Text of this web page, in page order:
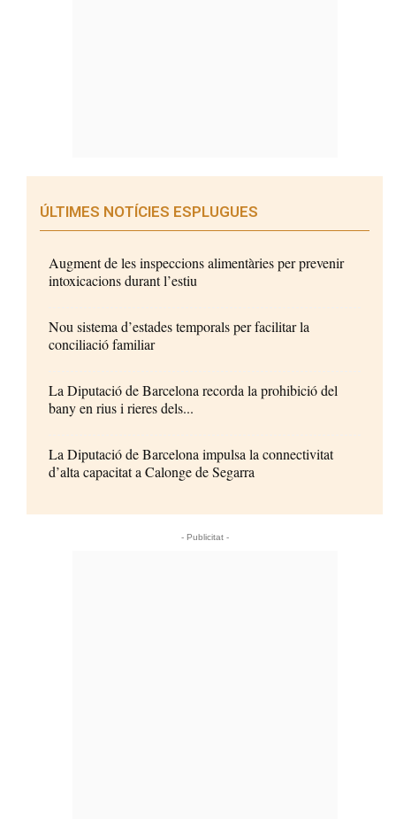
ÚLTIMES NOTÍCIES ESPLUGUES
Augment de les inspeccions alimentàries per prevenir
intoxicacions durant l’estiu
Nou sistema d’estades temporals per facilitar la
conciliació familiar
La Diputació de Barcelona recorda la prohibició del
bany en rius i rieres dels...
La Diputació de Barcelona impulsa la connectivitat
d’alta capacitat a Calonge de Segarra
- Publicitat -